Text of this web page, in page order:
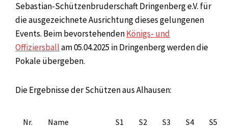
Sebastian-Schützenbruderschaft Dringenberg e.V. für
die ausgezeichnete Ausrichtung dieses gelungenen
Events. Beim bevorstehendenKönigs- und
Offiziersballam 05.04.2025 in Dringenberg werden die
Pokale übergeben.
Die Ergebnisse der Schützen aus Alhausen:
Nr. Name S1 S2 S3 S4
S5